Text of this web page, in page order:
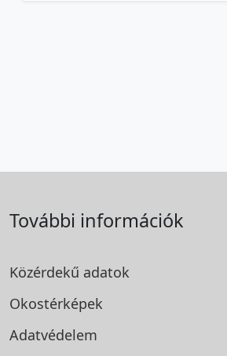
További információk
Közérdekű adatok
Okostérképek
Adatvédelem